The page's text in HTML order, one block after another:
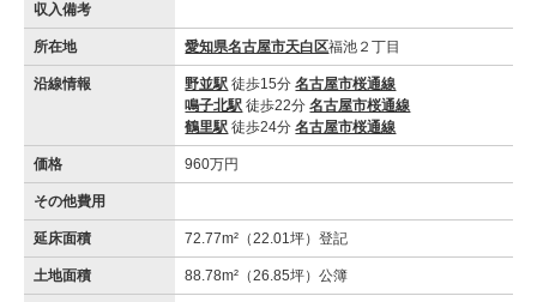
収入備考
所在地 愛知県名古屋市天白区福池２丁目
沿線情報 野並駅 徒歩15分名古屋市桜通線
鳴子北駅 徒歩22分名古屋市桜通線
鶴里駅 徒歩24分名古屋市桜通線
価格 960万円
その他費用
延床面積 72.77m²（22.01坪）登記
土地面積 88.78m²（26.85坪）公簿